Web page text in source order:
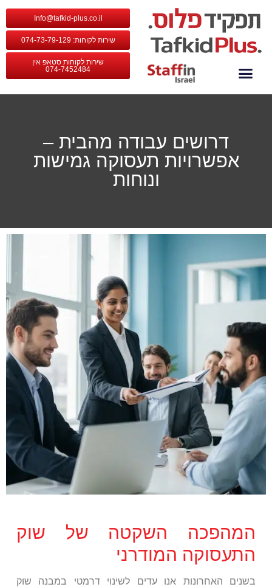
Info@tafkid-plus.co.il
שירות לקוחות: 074-73-79-129
שירות לקוחות סטאפ אין
074-7452484
דרושים עבודה מהבית –
אפשרויות תעסוקה גמישות
ונוחות
המהפכה השקטה של שוק
התעסוקה המודרני
בשנים האחרונות אנו עדים לשינוי דרמטי במבנה שוק